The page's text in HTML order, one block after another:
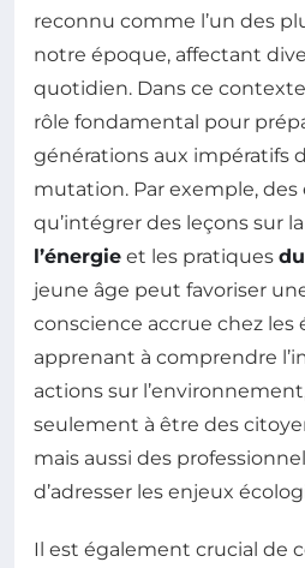
reconnu comme l’un des
notre époque, affectant
quotidien. Dans ce contexte,
rôle fondamental pour
générations aux impératifs
mutation. Par exemple,
qu’intégrer des leçons sur la
l’énergie et les pratiques
jeune âge peut favoriser
conscience accrue chez les
apprenant à comprendre
actions sur
seulement à être des
mais aussi des
d’adresser les enjeux
Il est également crucial de